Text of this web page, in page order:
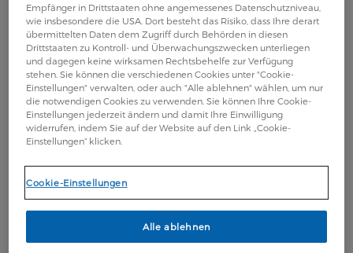
Empfänger in Drittstaaten ohne angemessenes Datenschutzniveau,
wie insbesondere die USA. Dort besteht das Risiko, dass Ihre derart
übermittelten Daten dem Zugriff durch Behörden in diesen
Drittstaaten zu Kontroll- und Überwachungszwecken unterliegen
und dagegen keine wirksamen Rechtsbehelfe zur Verfügung
stehen. Sie können die verschiedenen Cookies unter "Cookie-
Einstellungen" verwalten, oder auch "Alle ablehnen" wählen, um nur
die notwendigen Cookies zu verwenden. Sie können Ihre Cookie-
Einstellungen jederzeit ändern und damit Ihre Einwilligung
widerrufen, indem Sie auf der Website auf den Link „Cookie-
Einstellungen“ klicken.
Cookie-Einstellungen
Alle ablehnen